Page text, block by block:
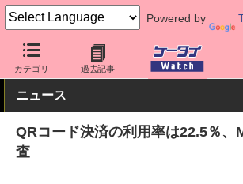
Powered by
カテゴリ 過去記事
ケータイ Watch 業界動向 調査
ニュース
QRコード決済の利用率は22.5％、
査